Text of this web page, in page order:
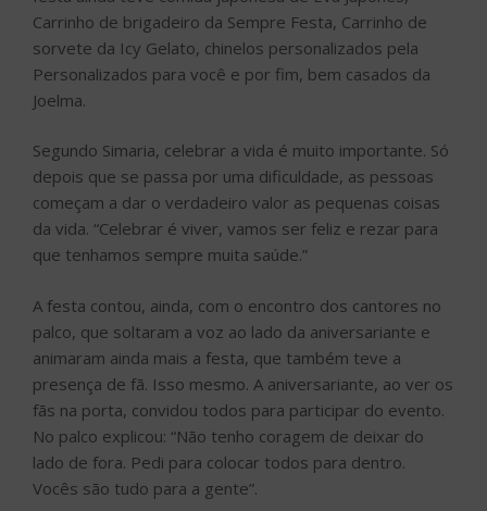
Carrinho de brigadeiro da Sempre Festa, Carrinho de
sorvete da Icy Gelato, chinelos personalizados pela
Personalizados para você e por fim, bem casados da
Joelma.
Segundo Simaria, celebrar a vida é muito importante. Só
depois que se passa por uma dificuldade, as pessoas
começam a dar o verdadeiro valor as pequenas coisas
da vida. “Celebrar é viver, vamos ser feliz e rezar para
que tenhamos sempre muita saúde.”
A festa contou, ainda, com o encontro dos cantores no
palco, que soltaram a voz ao lado da aniversariante e
animaram ainda mais a festa, que também teve a
presença de fã. Isso mesmo. A aniversariante, ao ver os
fãs na porta, convidou todos para participar do evento.
No palco explicou: “Não tenho coragem de deixar do
lado de fora. Pedi para colocar todos para dentro.
Vocês são tudo para a gente”.